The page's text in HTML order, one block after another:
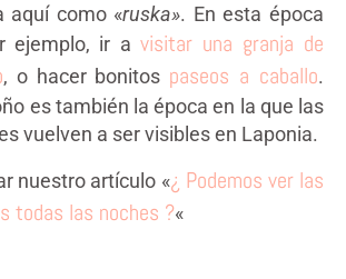
aquí como «ruska». En esta época
ejemplo, ir a visitar una granja de
, o hacer bonitos paseos a caballo.
es también la época en la que las
vuelven a ser visibles en Laponia.
nuestro artículo «¿ Podemos ver las
todas las noches ?«